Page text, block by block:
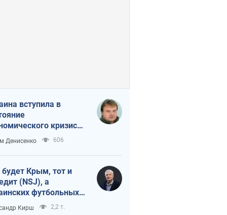
вступила в
кризиса.
ли свет в конце
Денисенко 606
будет Крым, тот и
(NSJ), а
футбольных
могут
Кирш 2,2 т.